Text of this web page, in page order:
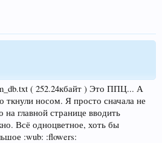
( 252.24кбайт ) Это ППЦ... А
ткнули носом. Я просто сначала не
на главной странице вводить
Всё одноцветное, хоть бы
:wub: :flowers: